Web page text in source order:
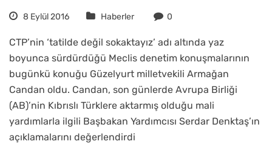
8 Eylül 2016 Haberler 0
CTP’nin ‘tatilde değil sokaktayız’ adı altında yaz
boyunca sürdürdüğü Meclis denetim konuşmalarının
bugünkü konuğu Güzelyurt milletvekili Armağan
Candan oldu. Candan, son günlerde Avrupa Birliği
(AB)’nin Kıbrıslı Türklere aktarmış olduğu mali
yardımlarla ilgili Başbakan Yardımcısı Serdar Denktaş’ın
açıklamalarını değerlendirdi